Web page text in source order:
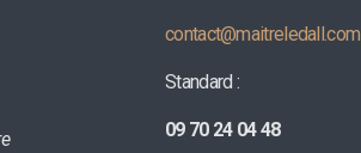
contact@maitreledall.com
Standard :
09 70 24 04 48